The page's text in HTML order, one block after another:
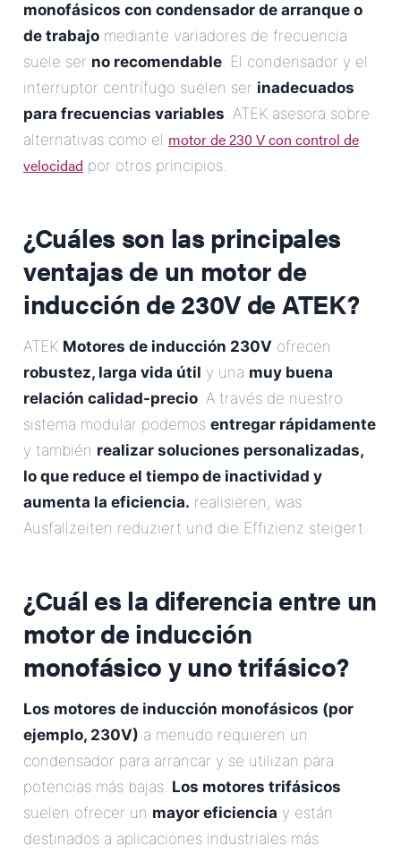
monofásicos con condensador de arranque o
de trabajo mediante variadores de frecuencia
suele ser no recomendable. El condensador y el
interruptor centrífugo suelen ser inadecuados
para frecuencias variables. ATEK asesora sobre
alternativas como el motor de 230 V con control de
velocidad por otros principios.
¿Cuáles son las principales
ventajas de un motor de
inducción de 230V de ATEK?
ATEK Motores de inducción 230V ofrecen
robustez, larga vida útil y una muy buena
relación calidad-precio. A través de nuestro
sistema modular podemos entregar rápidamente
y también realizar soluciones personalizadas,
lo que reduce el tiempo de inactividad y
aumenta la eficiencia. realisieren, was
Ausfallzeiten reduziert und die Effizienz steigert.
¿Cuál es la diferencia entre un
motor de inducción
monofásico y uno trifásico?
Los motores de inducción monofásicos (por
ejemplo, 230V) a menudo requieren un
condensador para arrancar y se utilizan para
potencias más bajas. Los motores trifásicos
suelen ofrecer un mayor eficiencia y están
destinados a aplicaciones industriales más